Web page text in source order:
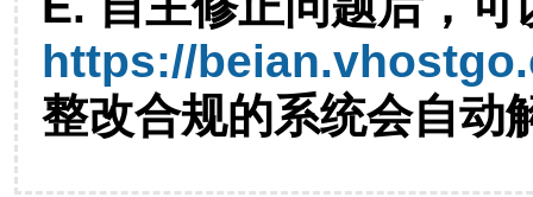
https://
整改合规的系统会自动